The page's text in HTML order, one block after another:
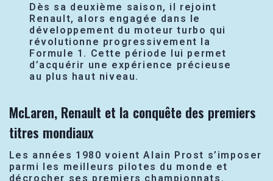
Dès sa deuxième saison, il rejoint
Renault, alors engagée dans le
développement du moteur turbo qui
révolutionne progressivement la
Formule 1. Cette période lui permet
d’acquérir une expérience précieuse
au plus haut niveau.
McLaren, Renault et la conquête des premiers
titres mondiaux
Les années 1980 voient Alain Prost s’imposer
parmi les meilleurs pilotes du monde et
décrocher ses premiers championnats.